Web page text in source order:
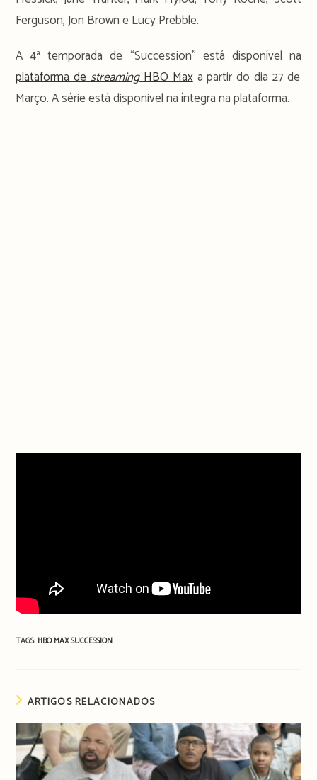
Ferguson, Jon Brown e Lucy Prebble.
A 4ª temporada de “Succession” está disponível na
plataforma destreamingHBO Maxa partir do dia 27 de
Março. A série está disponivel na íntegra na plataforma.
TAGS: HBO MAXSUCCESSION
ARTIGOS RELACIONADOS